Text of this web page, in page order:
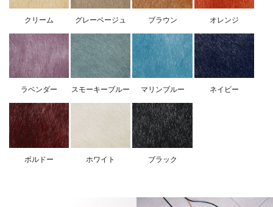
クリーム グレーベージュ ブラウン オレンジ
ラベンダー スモーキーブルー マリンブルー ネイビー
ボルドー ホワイト ブラック